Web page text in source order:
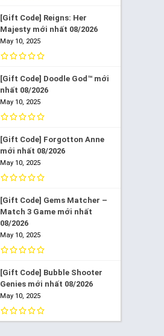
[Gift Code] Reigns: Her
Majesty mới nhất 08/2026
May 10, 2025
[Gift Code] Doodle God™ mới
nhất 08/2026
May 10, 2025
[Gift Code] Forgotton Anne
mới nhất 08/2026
May 10, 2025
[Gift Code] Gems Matcher –
Match 3 Game mới nhất
08/2026
May 10, 2025
[Gift Code] Bubble Shooter
Genies mới nhất 08/2026
May 10, 2025